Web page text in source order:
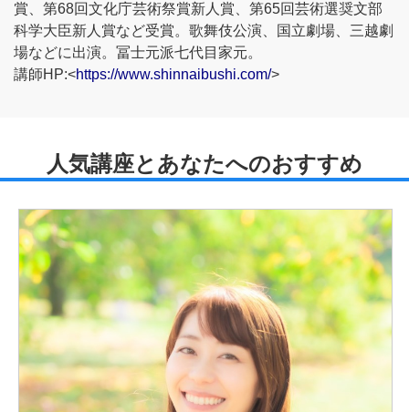
賞、第68回文化庁芸術祭賞新人賞、第65回芸術選奨文部
科学大臣新人賞など受賞。歌舞伎公演、国立劇場、三越劇
場などに出演。冨士元派七代目家元。
講師HP:<https://www.shinnaibushi.com/>